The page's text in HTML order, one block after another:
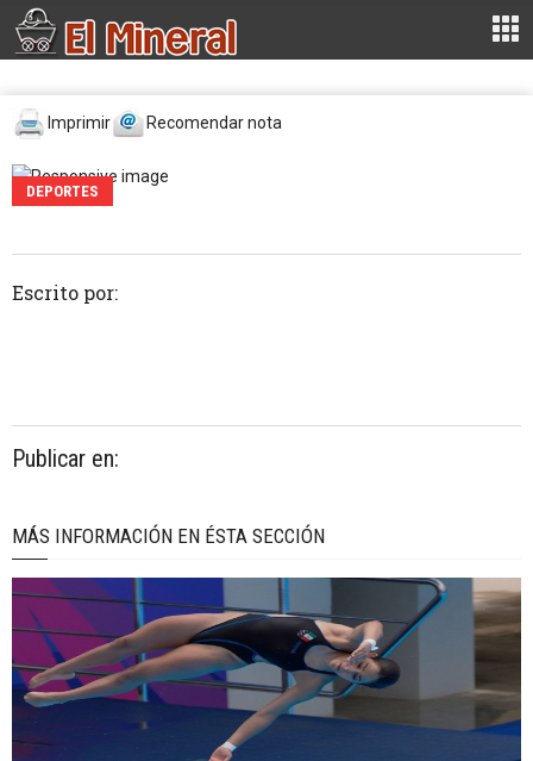
Imprimir Recomendar nota
DEPORTES
Escrito por:
Publicar en:
MÁS INFORMACIÓN EN ÉSTA SECCIÓN